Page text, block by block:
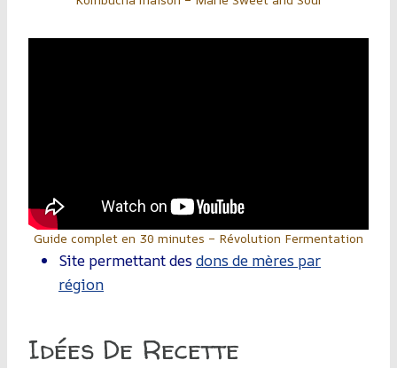
Guide complet en 30 minutes – Révolution Fermentation
Site permettant desdons de mères par
région
Idées De Recette